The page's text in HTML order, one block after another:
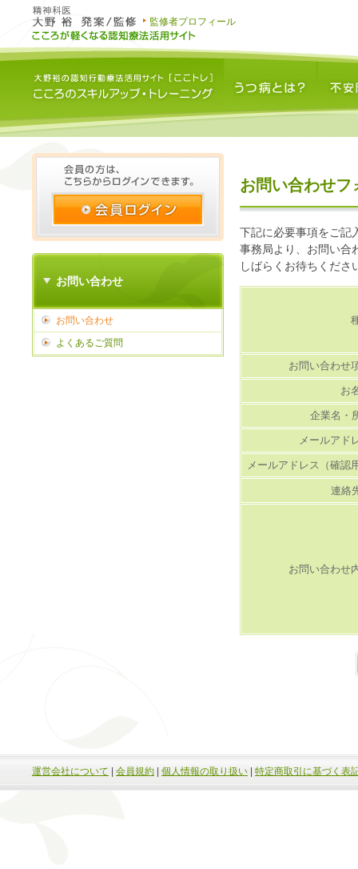
監修者プロフィール
お問い合わせ
お問い合わせ
よくあるご質問
お問い合わせフ
下記に必要事項をご記
事務局より、お問い合
しばらくお待ちくださ
お問い合わせ
お
企業名・
メールアド
メールアドレス（確認
連絡
お問い合わせ
運営会社について 会員規約 個人情報の取り扱い 特定商取引に基づく表